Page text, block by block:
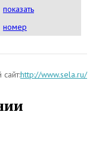
29
(35191)
653-
показать
номер
http://www.sela.ru/